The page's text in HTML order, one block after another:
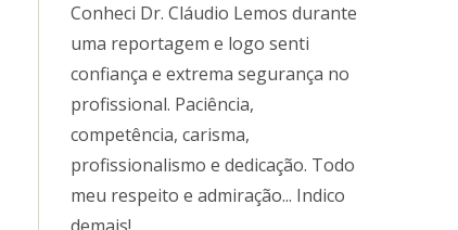
Conheci Dr. Cláudio Lemos durante
uma reportagem e logo senti
confiança e extrema segurança no
profissional. Paciência,
competência, carisma,
profissionalismo e dedicação. Todo
meu respeito e admiração... Indico